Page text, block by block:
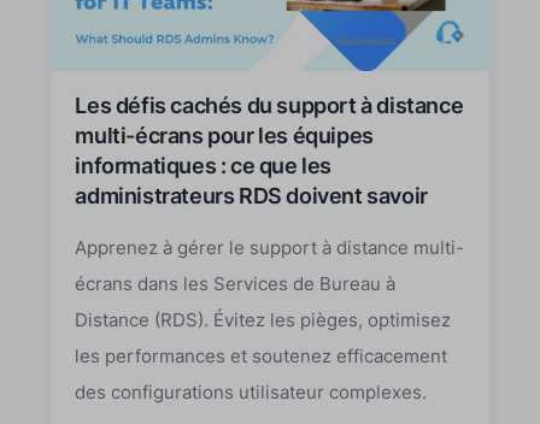
Les défis cachés du support à distance
multi-écrans pour les équipes
informatiques : ce que les
administrateurs RDS doivent savoir
Apprenez à gérer le support à distance multi-
écrans dans les Services de Bureau à
Distance (RDS). Évitez les pièges, optimisez
les performances et soutenez efficacement
des configurations utilisateur complexes.